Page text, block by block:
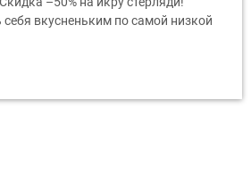
себя вкусненьким по самой низкой